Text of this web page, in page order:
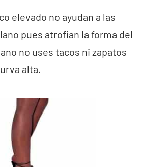
elevado no ayudan a las
pues atrofian la forma del
no uses tacos ni zapatos
alta.